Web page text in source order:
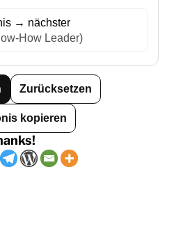
→ nächster
How Leader)
Zurücksetzen
kopieren